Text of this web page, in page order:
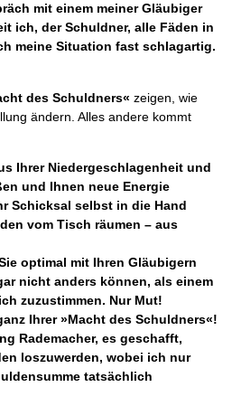
mit einem meiner Gläubiger
ich, der Schuldner, alle Fäden in
meine Situation fast schlagartig.
des Schuldners« zeigen, wie
ändern. Alles andere kommt
Ihrer Niedergeschlagenheit und
und Ihnen neue Energie
Schicksal selbst in die Hand
vom Tisch räumen – aus
optimal mit Ihren Gläubigern
nicht anders können, als einem
zuzustimmen. Nur Mut!
Ihrer »Macht des Schuldners«!
Rademacher, es geschafft,
loszuwerden, wobei ich nur
tatsächlich